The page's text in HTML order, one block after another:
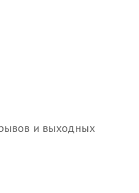
и выходных